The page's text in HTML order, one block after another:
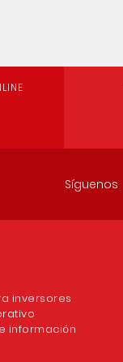
Síguenos
inversores
información